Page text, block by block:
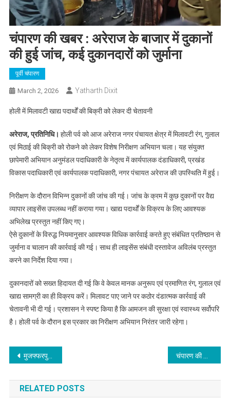
चंपारण की खबर : अरेराज के बाजार में दुकानों
की हुई जांच, कई दुकानदारों को जुर्माना
पूर्वी चंपारण
March 2, 2026 Yatharth Dixit
होली में मिलावटी खाद्य पदार्थों की बिक्री को लेकर दी चेतावनी
अरेराज, प्रतिनिधि। होली पर्व को आज अरेराज नगर पंचायत क्षेत्र में मिलावटी रंग, गुलाल
एवं मिठाई की बिक्री को रोकने को लेकर विशेष निरीक्षण अभियान चला। यह संयुक्त
छापेमारी अभियान अनुमंडल पदाधिकारी के नेतृत्व में कार्यपालक दंडाधिकारी, प्रखंड
विकास पदाधिकारी एवं कार्यपालक पदाधिकारी, नगर पंचायत अरेराज की उपस्थिति में हुई।
निरीक्षण के दौरान विभिन्न दुकानों की जांच की गई। जांच के क्रम में कुछ दुकानों पर वैद्य
व्यापार लाइसेंस उपलब्ध नहीं कराया गया। खाद्य पदार्थों के विक्रय के लिए आवश्यक
अभिलेख प्रस्तुत नहीं किए गए।
ऐसे दुकानों के विरुद्ध नियमानुसार आवश्यक विधिक कार्रवाई करते हुए संबंधित प्रतिष्ठान से
जुर्माना व चालान की कार्रवाई की गई। साथ ही लाइसेंस संबंधी दस्तावेज अविलंब प्रस्तुत
करने का निर्देश दिया गया।
दुकानदारों को सख्त हिदायत दी गई कि वे केवल मानक अनुरूप एवं प्रमाणित रंग, गुलाल एवं
खाद्य सामग्री का ही विक्रय करें। मिलावट पाए जाने पर कठोर दंडात्मक कार्रवाई की
चेतावनी भी दी गई। प्रशासन ने स्पष्ट किया है कि आमजन की सुरक्षा एवं स्वास्थ्य सर्वोपरि
है। होली पर्व के दौरान इस प्रकार का निरीक्षण अभियान निरंतर जारी रहेगा।
Post
navigation
मुजफ्फरपुर के नये सिविल सर्जन बने डॉ सुधीर कुमार चंपारण की खबर : झरोखर में गोली लगने से एक व्यक्ति की मौत, मौत की गुत्थी उलझी
RELATED POSTS